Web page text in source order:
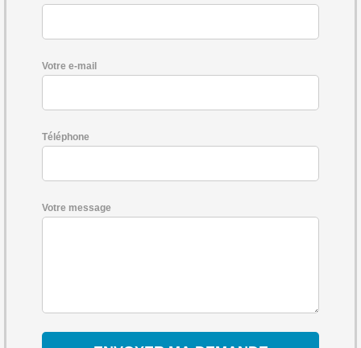
Votre e-mail
Téléphone
Votre message